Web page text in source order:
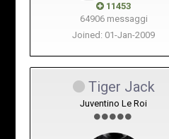
11453
64906 messaggi
Joined: 01-Jan-2009
Tiger Jack
Juventino Le Roi